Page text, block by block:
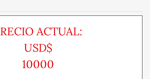
ACTUAL:
USD$
10000